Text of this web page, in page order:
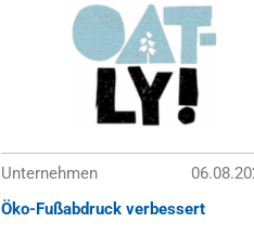
Unternehmen
Öko-Fußabdruck verbessert